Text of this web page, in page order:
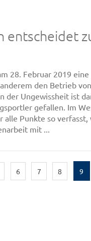
entscheidet
28. Februar 2019
den Betrieb
der Ungewissheit ist
gefallen. Im
alle Punkte so
mit ...
6 7 8 9